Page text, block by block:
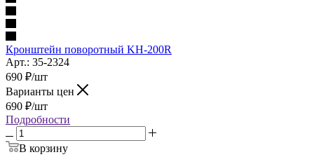
Кронштейн поворотный KH-200R
Арт.: 35-2324
690 ₽/шт
Варианты цен
690 ₽/шт
Подробности
В корзину